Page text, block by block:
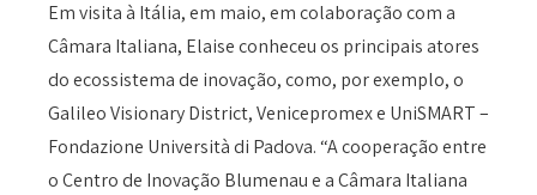
Em visita à Itália, em maio, em colaboração com a
Câmara Italiana, Elaise conheceu os principais atores
do ecossistema de inovação, como, por exemplo, o
Galileo Visionary District, Venicepromex e UniSMART –
Fondazione Università di Padova. “A cooperação entre
o Centro de Inovação Blumenau e a Câmara Italiana